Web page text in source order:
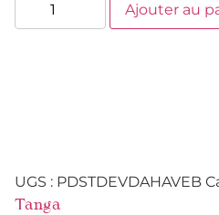
Ajouter au
UGS : PDSTDEVDAHAVEB
Tanga